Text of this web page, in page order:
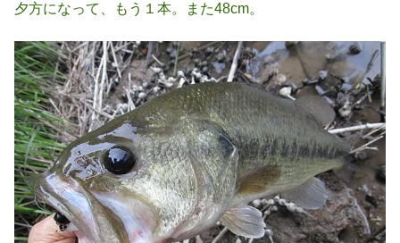
夕方になって、もう１本。また48cm。